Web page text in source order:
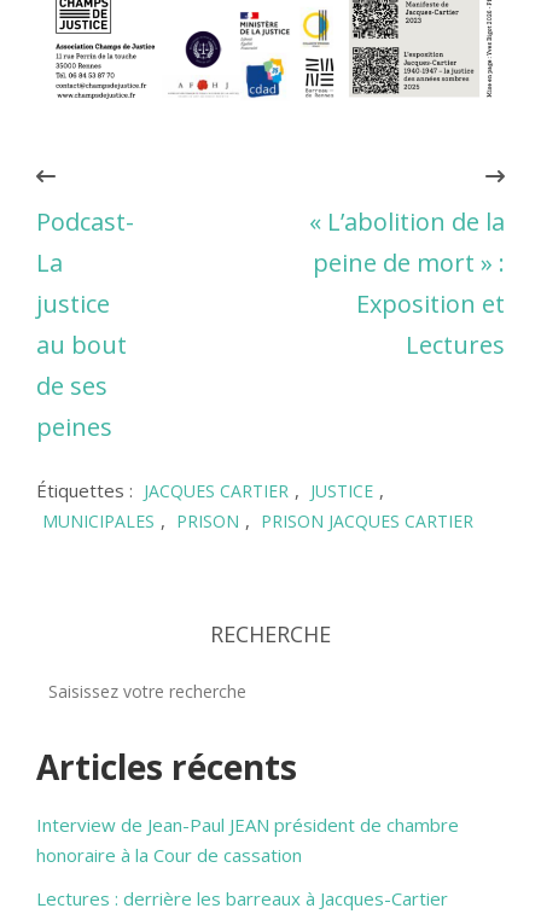
Podcast-
La
justice
au bout
de ses
peines
« L’abolition de la
peine de mort » :
Exposition et
Lectures
Étiquettes : JACQUES CARTIER , JUSTICE ,
MUNICIPALES , PRISON , PRISON JACQUES CARTIER
RECHERCHE
Articles récents
Interview de Jean-Paul JEAN président de chambre
honoraire à la Cour de cassation
Lectures : derrière les barreaux à Jacques-Cartier